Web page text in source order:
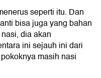
seperti itu. Dan
bisa juga yang bahan
dia akan
ini sejauh ini dari
masih nasi